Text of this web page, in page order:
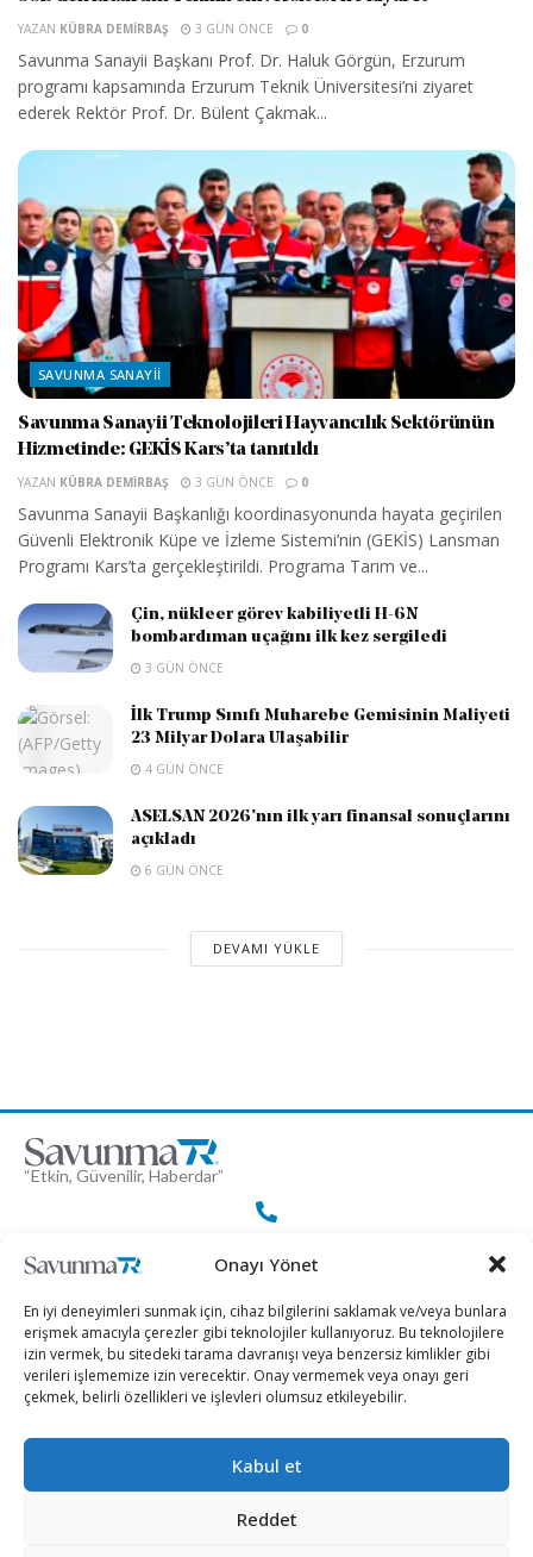
Onayı Yönet
En iyi deneyimleri sunmak için, cihaz bilgilerini saklamak ve/veya bunlara
erişmek amacıyla çerezler gibi teknolojiler kullanıyoruz. Bu teknolojilere
izin vermek, bu sitedeki tarama davranışı veya benzersiz kimlikler gibi
verileri işlememize izin verecektir. Onay vermemek veya onayı geri
çekmek, belirli özellikleri ve işlevleri olumsuz etkileyebilir.
Kabul et
Reddet
YAZAN KÜBRA DEMIRBAŞ 3 GÜN ÖNCE 0
Savunma Sanayii Başkanı Prof. Dr. Haluk Görgün, Erzurum
programı kapsamında Erzurum Teknik Üniversitesi’ni ziyaret
ederek Rektör Prof. Dr. Bülent Çakmak...
SAVUNMA SANAYII
Savunma Sanayii Teknolojileri Hayvancılık Sektörünün
Hizmetinde: GEKİS Kars’ta tanıtıldı
YAZAN KÜBRA DEMIRBAŞ 3 GÜN ÖNCE 0
Savunma Sanayii Başkanlığı koordinasyonunda hayata geçirilen
Güvenli Elektronik Küpe ve İzleme Sistemi’nin (GEKİS) Lansman
Programı Kars’ta gerçekleştirildi. Programa Tarım ve...
Çin, nükleer görev kabiliyetli H-6N
bombardıman uçağını ilk kez sergiledi
3 GÜN ÖNCE
İlk Trump Sınıfı Muharebe Gemisinin Maliyeti
23 Milyar Dolara Ulaşabilir
4 GÜN ÖNCE
ASELSAN 2026’nın ilk yarı finansal sonuçlarını
açıkladı
6 GÜN ÖNCE
DEVAMI YÜKLE
“Etkin, Güvenilir, Haberdar”
+90 530 308 17 96
iletisim@savunmatr.com
2026 © Savunma TR. Tüm Hakları Saklıdır.
Siber Güvenlik